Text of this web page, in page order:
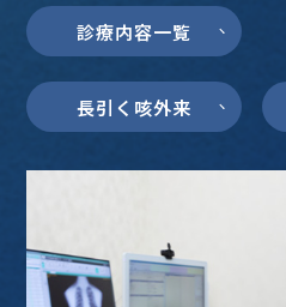
診療内容一覧
長引く咳外来